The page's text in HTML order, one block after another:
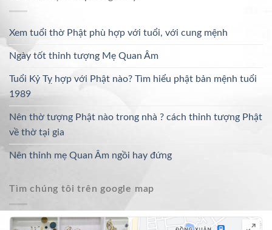
Xem tuổi thờ Phật phù hợp với tuổi, với cung mệnh
Ngày tốt thỉnh tượng Mẹ Quan Âm
Tuổi Kỷ Tỵ hợp với Phật nào? Tìm hiểu phật bản mệnh tuổi
1989
Nên thờ tượng Phật nào trong nhà ? cách thỉnh tượng Phật
về thờ tại gia
Nên thỉnh mẹ Quan Âm ngồi hay đứng
Tìm chúng tôi trên google map